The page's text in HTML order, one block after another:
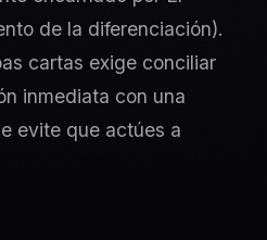
de la diferenciación).
cartas exige conciliar
inmediata con una
evite que actúes a